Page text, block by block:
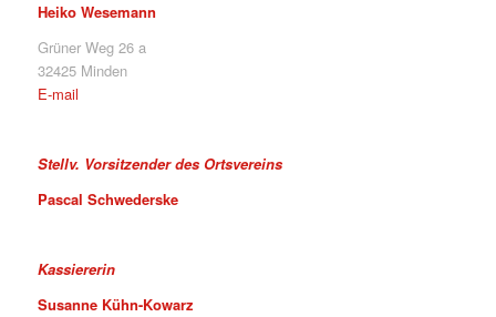
Heiko Wesemann
Grüner Weg 26 a
32425 Minden
E-mail
Stellv. Vorsitzender des Ortsvereins
Pascal Schwederske
Kassiererin
Susanne Kühn-Kowarz